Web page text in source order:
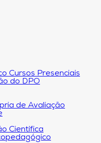
Cursos Presenciais
do DPO
de Avaliação
Científica